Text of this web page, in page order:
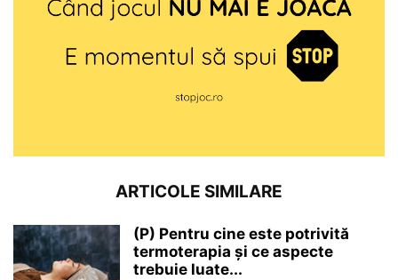
ARTICOLE SIMILARE
(P) Pentru cine este potrivită
termoterapia și ce aspecte
trebuie luate...